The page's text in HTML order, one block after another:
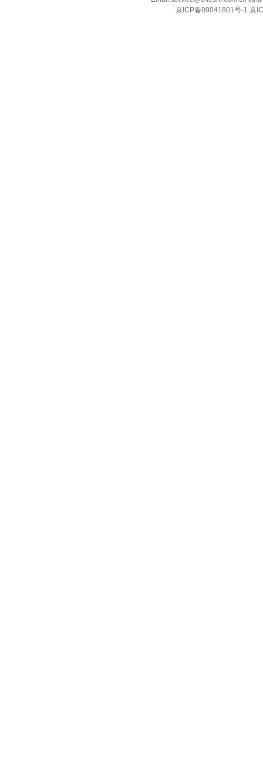
京ICP备09041801号-1 京